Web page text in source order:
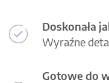
Doskonała
Wyraźne
Gotowe do